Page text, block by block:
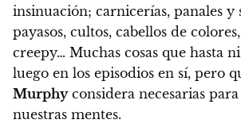
insinuación; carnicerías, panales y
payasos, cultos, cabellos de
creepy… Muchas cosas que hasta
luego en los episodios en sí, pero
Murphyconsidera necesarias
nuestras mentes.